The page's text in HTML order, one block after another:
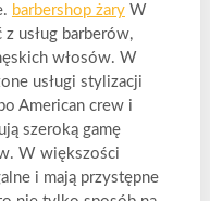
barbershop żaryW
usług barberów,
włosów. W
usługi stylizacji
American crew i
szeroką gamę
W większości
i mają przystępne